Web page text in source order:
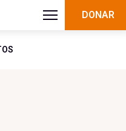
DONAR